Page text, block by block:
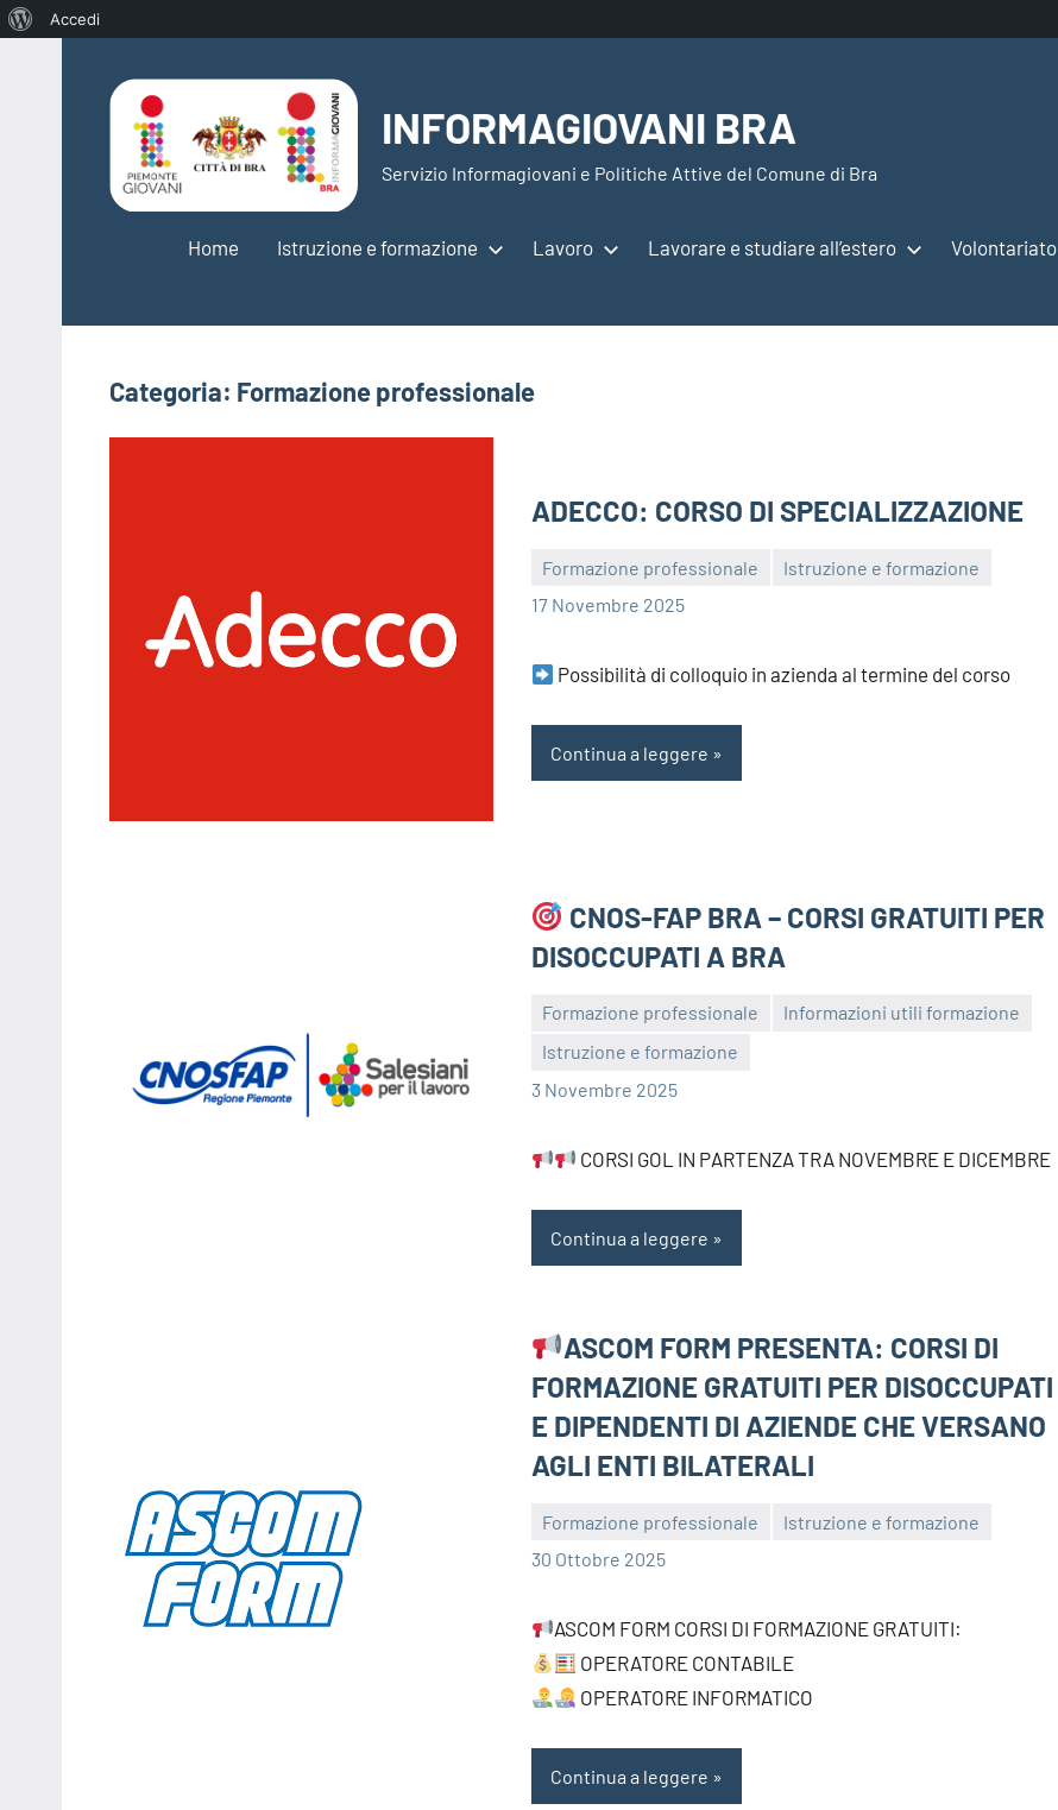
Informazioni
WordPress
Accedi
contenuto
INFORMAGIOVANI BRA
Servizio Informagiovani e Politiche Attive del Comune di Bra
Home Istruzione e formazione Lavoro Lavorare e studiare all’estero Volontariato
Categoria: Formazione professionale
ADECCO: CORSO DI SPECIALIZZAZIONE
Formazione professionale
Istruzione e formazione
17 Novembre 2025
bragiovani
Possibilità di colloquio in azienda al termine del corso
Continua a leggere
CNOS-FAP BRA – CORSI GRATUITI PER
DISOCCUPATI A BRA
Formazione professionale
Informazioni utili formazione
Istruzione e formazione
3 Novembre 2025
bragiovani
CORSI GOL IN PARTENZA TRA NOVEMBRE E DICEMBRE
Continua a leggere
ASCOM FORM PRESENTA: CORSI DI
FORMAZIONE GRATUITI PER DISOCCUPATI
E DIPENDENTI DI AZIENDE CHE VERSANO
AGLI ENTI BILATERALI
Formazione professionale
Istruzione e formazione
30 Ottobre 2025
bragiovani
ASCOM FORM CORSI DI FORMAZIONE GRATUITI:
OPERATORE CONTABILE
OPERATORE INFORMATICO
Continua a leggere